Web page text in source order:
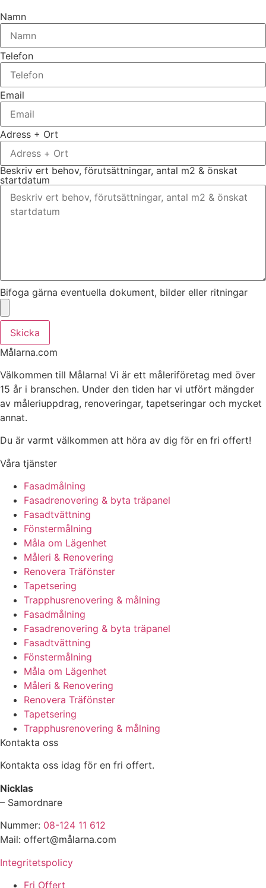
Namn
Telefon
Email
Adress + Ort
Beskriv ert behov, förutsättningar, antal m2 & önskat
startdatum
Bifoga gärna eventuella dokument, bilder eller ritningar
Skicka
Målarna.com
Välkommen till Målarna! Vi är ett måleriföretag med över
15 år i branschen. Under den tiden har vi utfört mängder
av måleriuppdrag, renoveringar, tapetseringar och mycket
annat.
Du är varmt välkommen att höra av dig för en fri offert!
Våra tjänster
Fasadmålning
Fasadrenovering & byta träpanel
Fasadtvättning
Fönstermålning
Måla om Lägenhet
Måleri & Renovering
Renovera Träfönster
Tapetsering
Trapphusrenovering & målning
Fasadmålning
Fasadrenovering & byta träpanel
Fasadtvättning
Fönstermålning
Måla om Lägenhet
Måleri & Renovering
Renovera Träfönster
Tapetsering
Trapphusrenovering & målning
Kontakta oss
Kontakta oss idag för en fri offert.
Nicklas
– Samordnare
Nummer: 08-124 11 612
Mail: offert@målarna.com
Integritetspolicy
Fri Offert